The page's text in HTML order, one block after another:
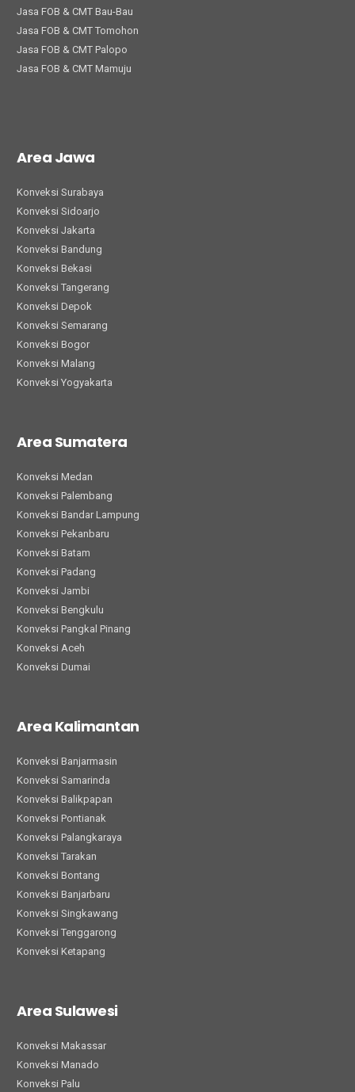
Jasa FOB & CMT Bau-Bau
Jasa FOB & CMT Tomohon
Jasa FOB & CMT Palopo
Jasa FOB & CMT Mamuju
Area Jawa
Konveksi Surabaya
Konveksi Sidoarjo
Konveksi Jakarta
Konveksi Bandung
Konveksi Bekasi
Konveksi Tangerang
Konveksi Depok
Konveksi Semarang
Konveksi Bogor
Konveksi Malang
Konveksi Yogyakarta
Area Sumatera
Konveksi Medan
Konveksi Palembang
Konveksi Bandar Lampung
Konveksi Pekanbaru
Konveksi Batam
Konveksi Padang
Konveksi Jambi
Konveksi Bengkulu
Konveksi Pangkal Pinang
Konveksi Aceh
Konveksi Dumai
Area Kalimantan
Konveksi Banjarmasin
Konveksi Samarinda
Konveksi Balikpapan
Konveksi Pontianak
Konveksi Palangkaraya
Konveksi Tarakan
Konveksi Bontang
Konveksi Banjarbaru
Konveksi Singkawang
Konveksi Tenggarong
Konveksi Ketapang
Area Sulawesi
Konveksi Makassar
Konveksi Manado
Konveksi Palu